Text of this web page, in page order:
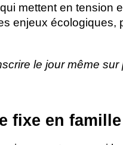
mettent en tension
enjeux écologiques,
le jour même
fixe en